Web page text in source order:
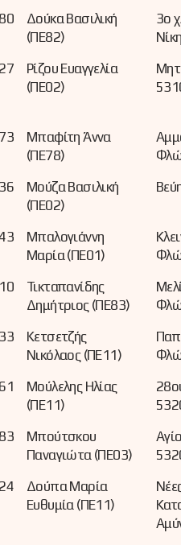
Δούκα Βασιλική
(ΠΕ82)
3ο
Ρίζου Ευαγγελία
(ΠΕ02)
Μπαφίτη Άννα
(ΠΕ78)
Μούζα Βασιλική
(ΠΕ02)
Μπαλογιάννη
Μαρία (ΠΕ01)
Τικταπανίδης
Δημήτριος (ΠΕ83)
Κετσετζής
Νικόλαος (ΠΕ11)
Μούλελης Ηλίας
(ΠΕ11)
Μπούτσκου
Παναγιώτα (ΠΕ03)
Δούπα Μαρία
Ευθυμία (ΠΕ11)